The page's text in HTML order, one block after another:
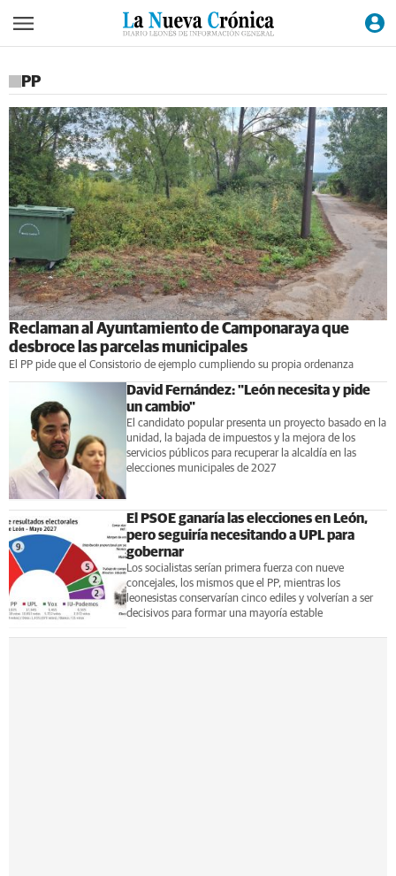
PP
Reclaman al Ayuntamiento de Camponaraya que
desbroce las parcelas municipales
El PP pide que el Consistorio de ejemplo cumpliendo su propia ordenanza
David Fernández: "León necesita y pide
un cambio"
El candidato popular presenta un proyecto basado en la
unidad, la bajada de impuestos y la mejora de los
servicios públicos para recuperar la alcaldía en las
elecciones municipales de 2027
El PSOE ganaría las elecciones en León,
pero seguiría necesitando a UPL para
gobernar
Los socialistas serían primera fuerza con nueve
concejales, los mismos que el PP, mientras los
leonesistas conservarían cinco ediles y volverían a ser
decisivos para formar una mayoría estable